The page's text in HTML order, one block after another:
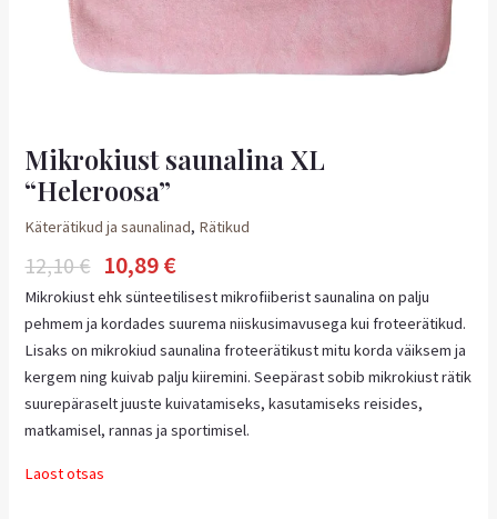
Mikrokiust saunalina XL
“Heleroosa”
Käterätikud ja saunalinad, Rätikud
12,10€ 10,89€
Mikrokiust ehk sünteetilisest mikrofiiberist saunalina on palju
pehmem ja kordades suurema niiskusimavusega kui froteerätikud.
Lisaks on mikrokiud saunalina froteerätikust mitu korda väiksem ja
kergem ning kuivab palju kiiremini. Seepärast sobib mikrokiust rätik
suurepäraselt juuste kuivatamiseks, kasutamiseks reisides,
matkamisel, rannas ja sportimisel.
Laost otsas